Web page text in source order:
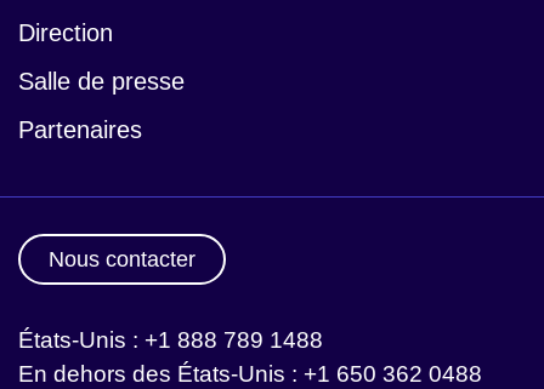
Direction
Salle de presse
Partenaires
Nous contacter
États-Unis : +1 888 789 1488
En dehors des États-Unis : +1 650 362 0488